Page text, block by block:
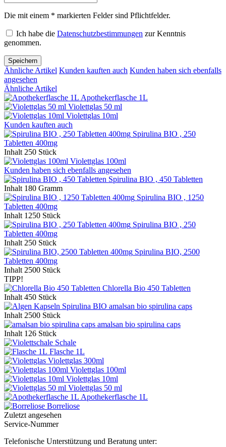
Die mit einem * markierten Felder sind Pflichtfelder.
Ich habe die Datenschutzbestimmungen zur Kenntnis
genommen.
Speichern
Ähnliche Artikel Kunden kauften auch Kunden haben sich ebenfalls
angesehen
Ähnliche Artikel
Apothekerflasche 1L
Violettglas 50 ml
Violettglas 10ml
Kunden kauften auch
Spirulina BIO , 250
Tabletten 400mg
Inhalt 250 Stück
Violettglas 100ml
Kunden haben sich ebenfalls angesehen
Spirulina BIO , 450 Tabletten
Inhalt 180 Gramm
Spirulina BIO , 1250
Tabletten 400mg
Inhalt 1250 Stück
Spirulina BIO , 250
Tabletten 400mg
Inhalt 250 Stück
Spirulina BIO, 2500
Tabletten 400mg
Inhalt 2500 Stück
TIPP!
Chlorella Bio 450 Tabletten
Inhalt 450 Stück
amalsan bio spirulina caps
Inhalt 2500 Stück
amalsan bio spirulina caps
Inhalt 126 Stück
Schale
Flasche 1L
Violettglas 300ml
Violettglas 100ml
Violettglas 10ml
Violettglas 50 ml
Apothekerflasche 1L
Borreliose
Zuletzt angesehen
Service-Nummer
Telefonische Unterstützung und Beratung unter: